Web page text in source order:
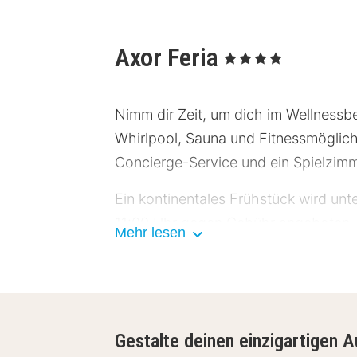
Axor Feria , 4 Sterne
Nimm dir Zeit, um dich im
Whirlpool, Sauna und
Concierge-Service und ein
Ein kontinentales Frühstück wird
Memory-Foam-Bett mit
Mehr lesen
Gestalte deinen einzigartigen